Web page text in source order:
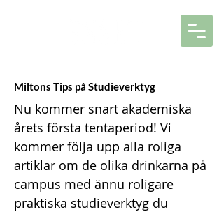
Miltons Tips på Studieverktyg
Nu kommer snart akademiska
årets första tentaperiod! Vi
kommer följa upp alla roliga
artiklar om de olika drinkarna på
campus med ännu roligare
praktiska studieverktyg du